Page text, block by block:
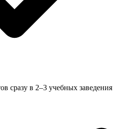
сразу в 2–3 учебных заведения